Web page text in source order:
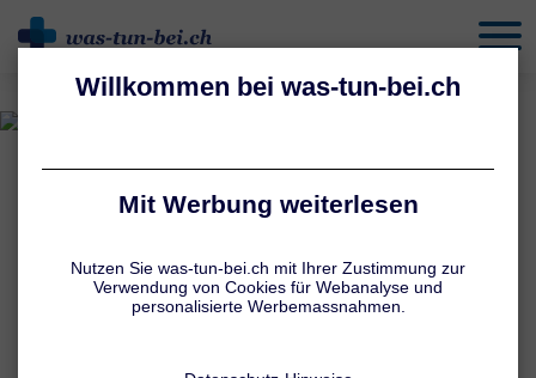
behandeln
Jennifer Hamatschek
Jennifer Hamatschek ist eine renommierte Fachjournalistin für